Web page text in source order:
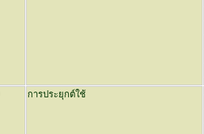
การประยุกต์ใช้